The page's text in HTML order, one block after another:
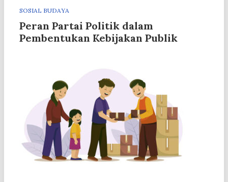
SOSIAL BUDAYA
Peran Partai Politik dalam
Pembentukan Kebijakan Publik